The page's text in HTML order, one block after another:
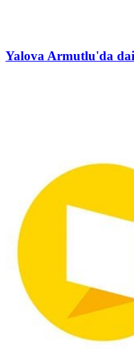
Yalova Armutlu'da